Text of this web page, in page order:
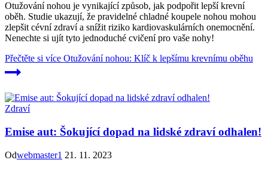
Otužování nohou je vynikající způsob, jak podpořit lepší krevní
oběh. Studie ukazují, že pravidelné chladné koupele nohou mohou
zlepšit cévní zdraví a snížit riziko kardiovaskulárních onemocnění.
Nenechte si ujít tyto jednoduché cvičení pro vaše nohy!
Přečtěte si více Otužování nohou: Klíč k lepšímu krevnímu oběhu
Zdraví
Emise aut: Šokující dopad na lidské zdraví odhalen!
Odwebmaster1 21. 11. 2023